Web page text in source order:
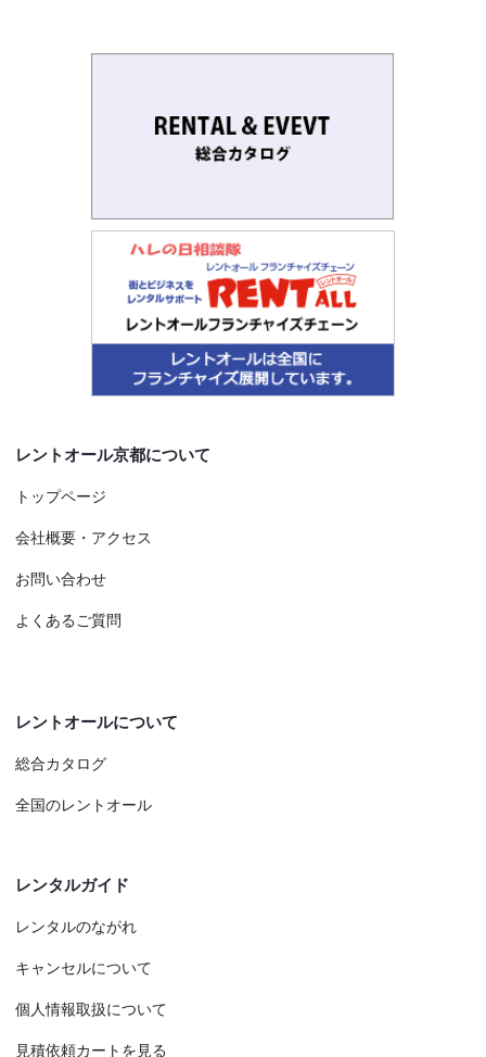
レントオール京都について
トップページ
会社概要・アクセス
お問い合わせ
よくあるご質問
レントオールについて
総合カタログ
全国のレントオール
レンタルガイド
レンタルのながれ
キャンセルについて
個人情報取扱について
見積依頼カートを見る